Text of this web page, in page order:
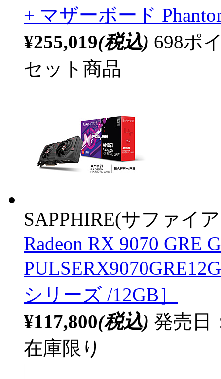
+ マザーボード
¥255,019(税込) 698ポ
セット商品
SAPPHIRE(サファイ
Radeon RX 9070 GRE
シリーズ /12GB］
¥117,800(税込) 発売日
在庫限り